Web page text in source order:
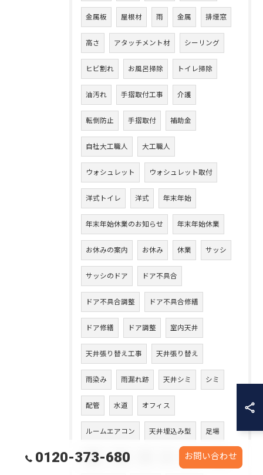
金属板 屋根材 雨 金属 排煙窓
高さ アタッチメント材 シーリング
ヒビ割れ お風呂掃除 トイレ掃除
油汚れ 手摺取付工事 介護
転倒防止 手摺取付 補助金
自社大工職人 大工職人
ウォシュレット ウォシュレット取付
洋式トイレ 洋式 年末年始
年末年始休業のお知らせ 年末年始休業
お休みの案内 お休み 休業 サッシ
サッシのドア ドア不具合
ドア不具合調整 ドア不具合修繕
ドア修繕 ドア調整 室内天井
天井張り替え工事 天井張り替え
雨染み 雨漏れ跡 天井シミ シミ
配管 水道 オフィス
ルームエアコン 天井埋込み型 足場
仮設 安全 被害 屋上
0120-373-680 お問い合わせ